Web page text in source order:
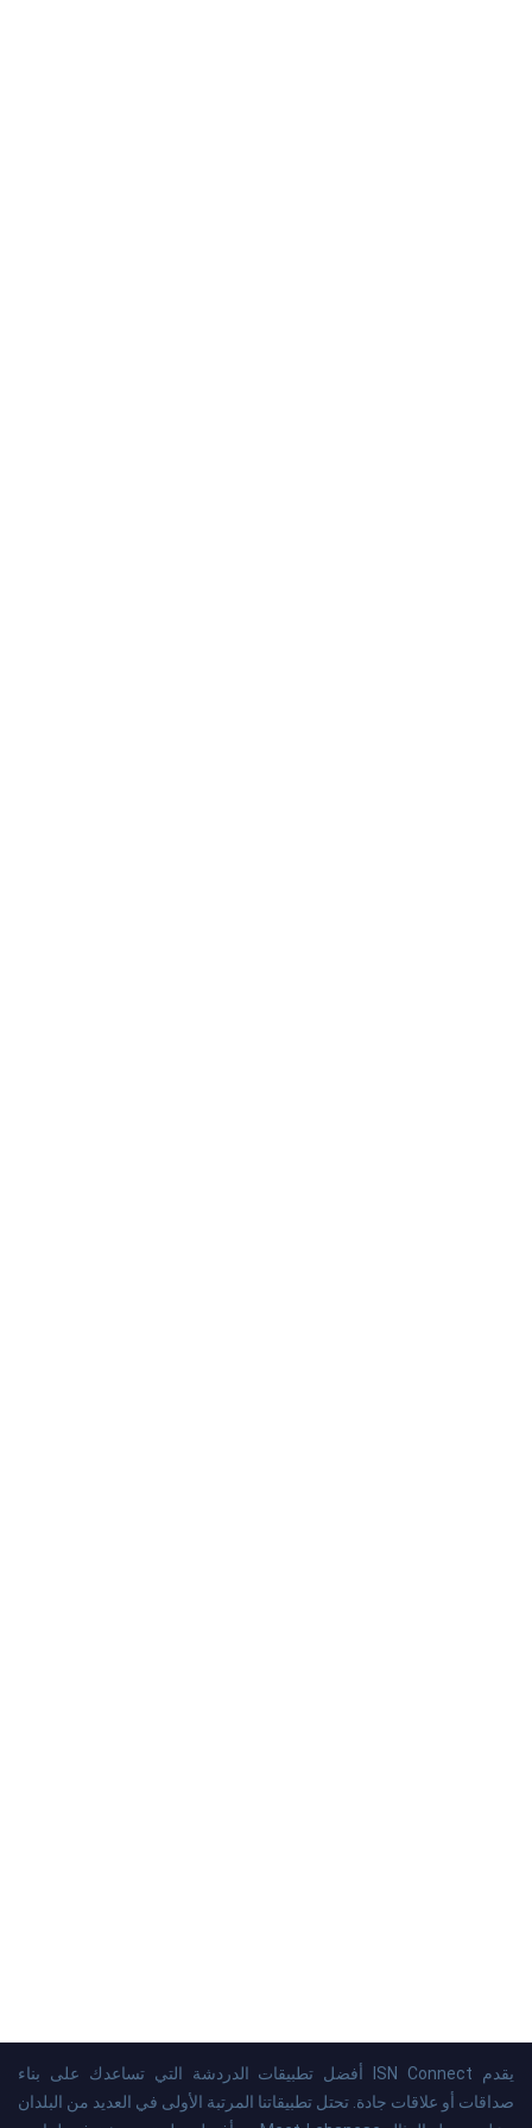
يقدم ISN Connect أفضل تطبيقات الدردشة التي تساعدك على بناء
صداقات أو علاقات جادة. تحتل تطبيقاتنا المرتبة الأولى في العديد من البلدان